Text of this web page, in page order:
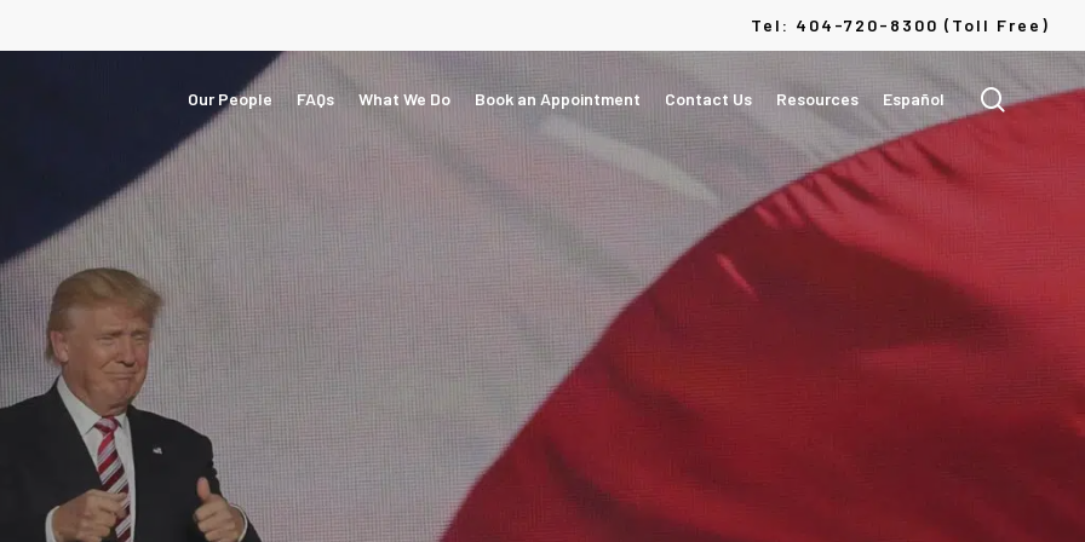
Tel: 404-720-8300 (Toll Free)
Our People FAQs What We Do Book an Appointment Contact Us Resources Español search
Menu